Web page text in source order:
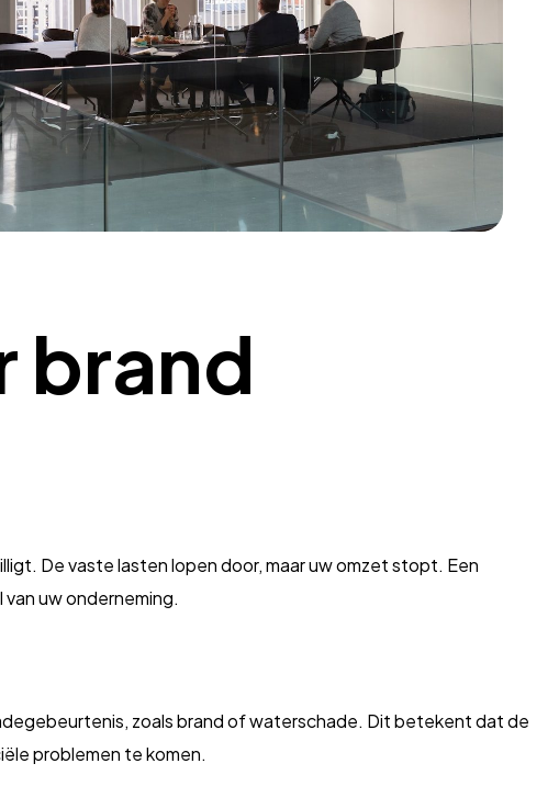
brand
De vaste lasten lopen door, maar uw omzet stopt. Een
uw onderneming.
zoals brand of waterschade. Dit betekent dat de
problemen te komen.